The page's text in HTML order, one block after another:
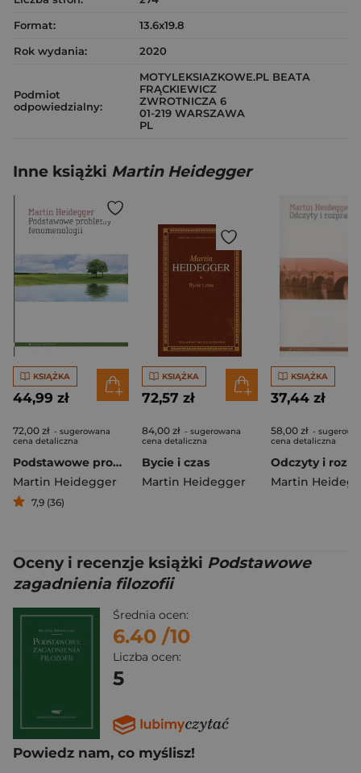
Format:
13.6x19.8
Rok wydania:
2020
Podmiot
odpowiedzialny:
MOTYLEKSIAZKOWE.PL BEATA
FRĄCKIEWICZ
ZWROTNICZA 6
01-219 WARSZAWA
PL
Inne książki Martin Heidegger
KSIĄŻKA
44,99 zł
72,00 zł - sugerowana
cena detaliczna
Podstawowe problemy fenomenologii
Martin Heidegger
7,9 (36)
KSIĄŻKA
72,57 zł
84,00 zł - sugerowana
cena detaliczna
Bycie i czas
Martin Heidegger
KSIĄŻKA
37,44 zł
58,00 zł -
cena detaliczna
Odczyty i
Martin
Oceny i recenzje książki Podstawowe
zagadnienia filozofii
Średnia ocen:
6.40 /10
Liczba ocen:
5
Powiedz nam, co myślisz!